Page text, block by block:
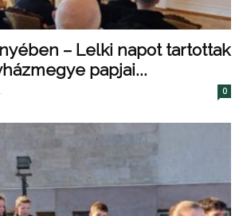
– Lelki napot tartottak
papjai...
0